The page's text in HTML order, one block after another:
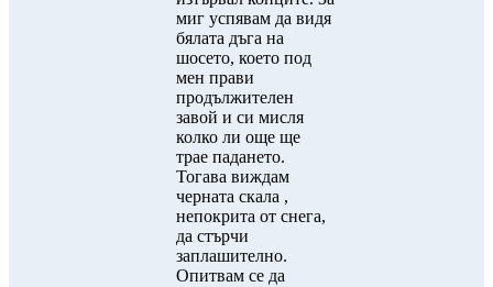
миг успявам да видя
бялата дъга на
шосето, което под
мен прави
продължителен
завой и си мисля
колко ли още ще
трае падането.
Тогава виждам
черната скала ,
непокрита от снега,
да стърчи
заплашително.
Опитвам се да